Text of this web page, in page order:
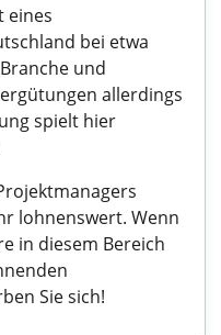
eines
bei etwa
und
allerdings
spielt hier
lohnenswert. Wenn
in diesem Bereich
Sie sich!